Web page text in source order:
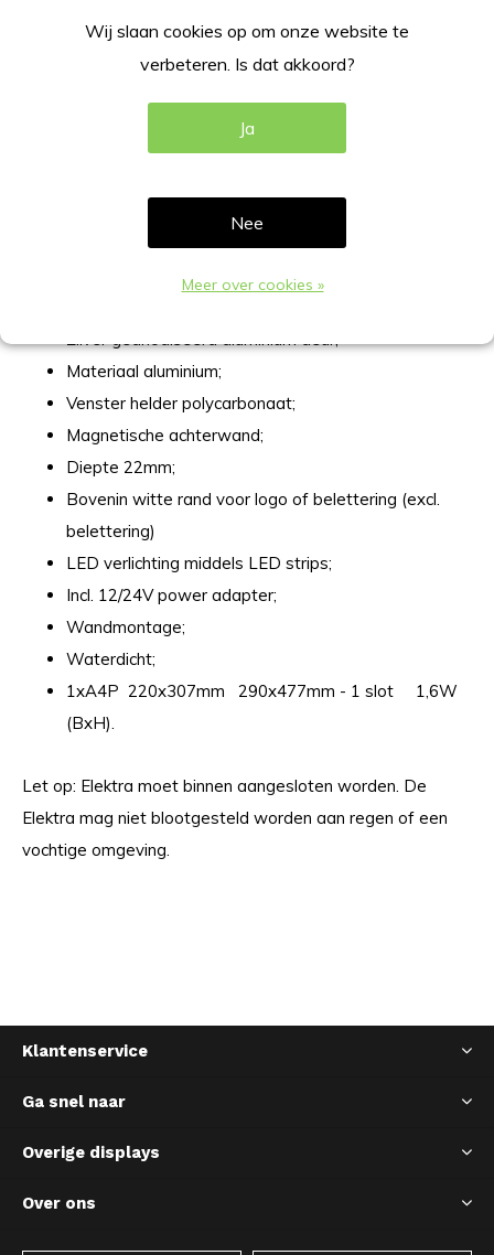
uitgevoerd, voor binnen-, en buiten gebruik.
Specificatie wandvitrine 1xA4 LED
Zilver geanodiseerd aluminium deur;
Materiaal aluminium;
Venster helder polycarbonaat;
Magnetische achterwand;
Diepte 22mm;
Bovenin witte rand voor logo of belettering (excl.
belettering)
LED verlichting middels LED strips;
Incl. 12/24V power adapter;
Wandmontage;
Waterdicht;
1xA4P 220x307mm 290x477mm - 1 slot 1,6W
(BxH).
Let op: Elektra moet binnen aangesloten worden. De
Elektra mag niet blootgesteld worden aan regen of een
vochtige omgeving.
Klantenservice
Ga snel naar
Overige displays
Over ons
Wij slaan cookies op om onze website te
verbeteren. Is dat akkoord?
Ja
Nee
Meer over cookies »